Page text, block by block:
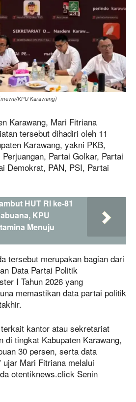
KPU Karawang)
Karawang, Mari Fitriana
tersebut dihadiri oleh 11
Karawang, yakni PKB,
Partai Golkar, Partai
Demokrat, PAN, PSI, Partai
HUT RI ke-81
KPU
Menuju
tersebut merupakan bagian dari
Data Partai Politik
I Tahun 2026 yang
memastikan data partai politik
kantor atau sekretariat
di tingkat Kabupaten Karawang,
30 persen, serta data
ujar Mari Fitriana melalui
otentiknews.click Senin